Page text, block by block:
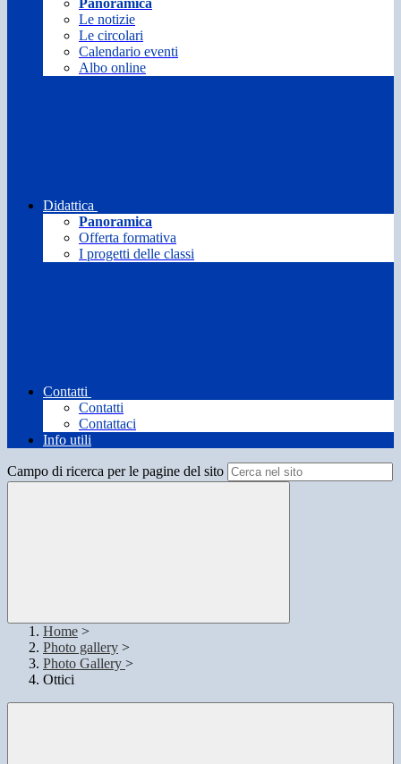
Panoramica
Le notizie
Le circolari
Calendario eventi
Albo online
Didattica
Panoramica
Offerta formativa
I progetti delle classi
Contatti
Contatti
Contattaci
Info utili
Campo di ricerca per le pagine del sito
Home >
Photo gallery >
Photo Gallery >
Ottici